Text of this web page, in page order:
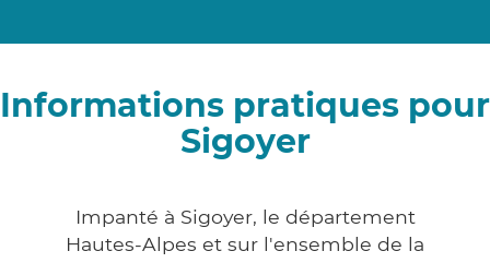
Informations pratiques pour
Sigoyer
Impanté à Sigoyer, le département
Hautes-Alpes et sur l'ensemble de la